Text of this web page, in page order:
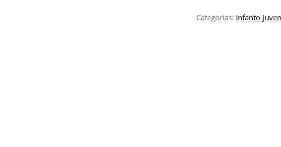
Categorias: Infanto-